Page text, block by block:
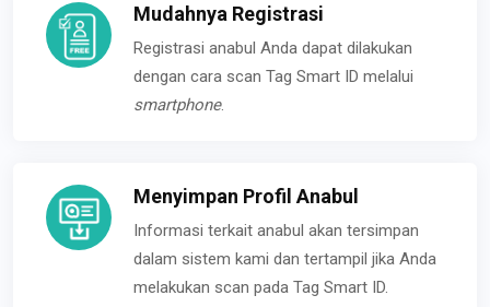
Mudahnya Registrasi
Registrasi anabul Anda dapat dilakukan
dengan cara scan Tag Smart ID melalui
smartphone.
Menyimpan Profil Anabul
Informasi terkait anabul akan tersimpan
dalam sistem kami dan tertampil jika Anda
melakukan scan pada Tag Smart ID.